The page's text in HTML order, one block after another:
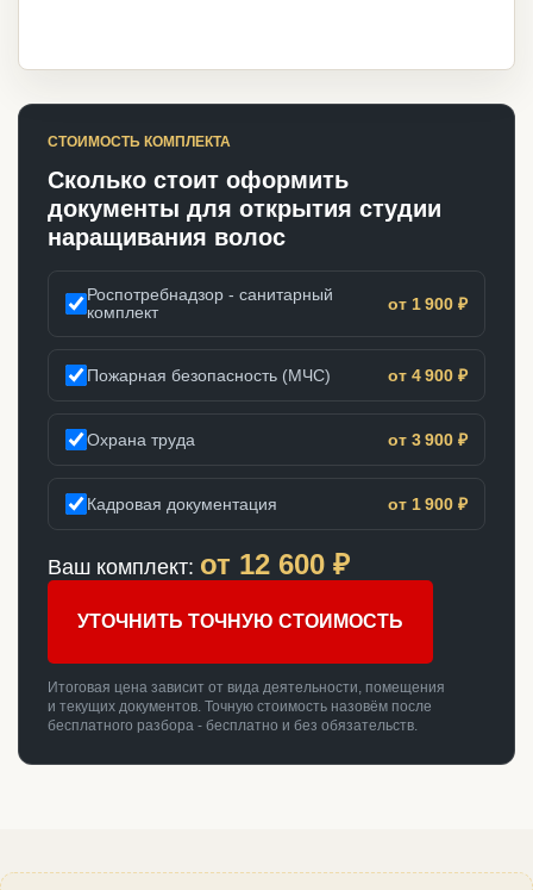
СТОИМОСТЬ КОМПЛЕКТА
Сколько стоит оформить
документы для открытия студии
наращивания волос
Роспотребнадзор - санитарный
комплект
от 1 900 ₽
Пожарная безопасность (МЧС) от 4 900 ₽
Охрана труда от 3 900 ₽
Кадровая документация от 1 900 ₽
Ваш комплект: от 12 600 ₽
УТОЧНИТЬ ТОЧНУЮ СТОИМОСТЬ
Итоговая цена зависит от вида деятельности, помещения
и текущих документов. Точную стоимость назовём после
бесплатного разбора - бесплатно и без обязательств.